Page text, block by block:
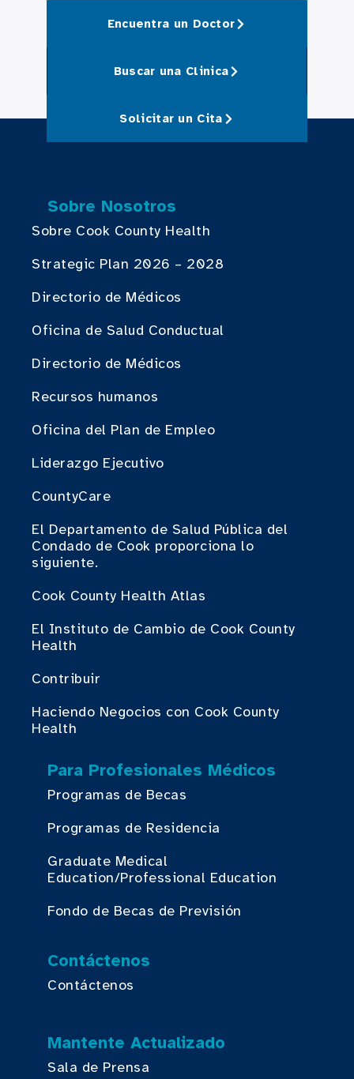
Encuentra un Doctor
Buscar una Clinica
Solicitar un Cita
Sobre Nosotros
Sobre Cook County Health
Strategic Plan 2026 – 2028
Directorio de Médicos
Oficina de Salud Conductual
Directorio de Médicos
Recursos humanos
Oficina del Plan de Empleo
Liderazgo Ejecutivo
CountyCare
El Departamento de Salud Pública del
Condado de Cook proporciona lo
siguiente.
Cook County Health Atlas
El Instituto de Cambio de Cook County
Health
Contribuir
Haciendo Negocios con Cook County
Health
Para Profesionales Médicos
Programas de Becas
Programas de Residencia
Graduate Medical
Education/Professional Education
Fondo de Becas de Previsión
Contáctenos
Contáctenos
Mantente Actualizado
Sala de Prensa